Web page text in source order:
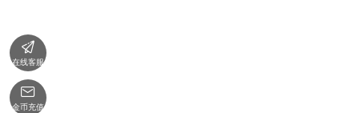

在线客服

金币充值